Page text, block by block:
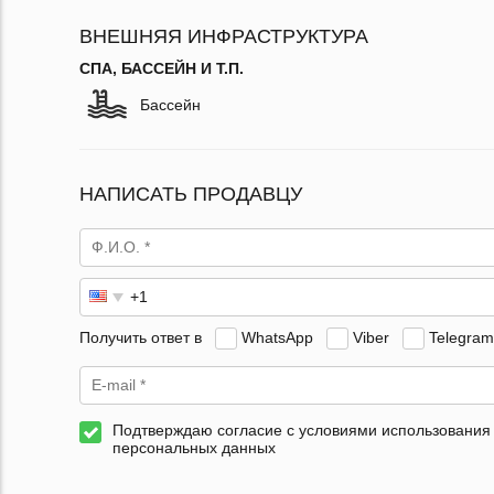
ВНЕШНЯЯ ИНФРАСТРУКТУРА
СПА, БАССЕЙН И Т.П.
Бассейн
НАПИСАТЬ ПРОДАВЦУ
Получить ответ в WhatsApp Viber Telegram
Подтверждаю согласие с условиями использования
персональных данных